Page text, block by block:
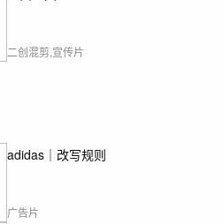
二创混剪,宣传片
adidas｜改写规则
广告片